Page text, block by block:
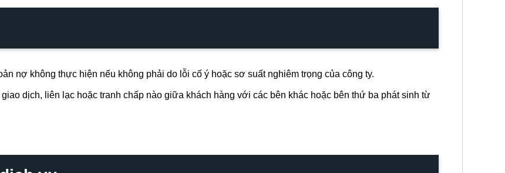
nợ không thực hiện nếu không phải do lỗi cố ý hoặc sơ suất nghiêm trọng của công ty.
dịch, liên lạc hoặc tranh chấp nào giữa khách hàng với các bên khác hoặc bên thứ ba phát sinh từ